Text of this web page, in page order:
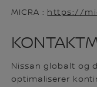
MICRA : https://
Nissan globalt og
optimaliserer